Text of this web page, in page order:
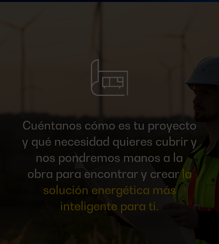
Cuéntanos cómo es tu proyecto
y qué necesidad quieres cubrir y
nos pondremos manos a la
obra para encontrar y crearla
solución energética más
inteligente para ti.